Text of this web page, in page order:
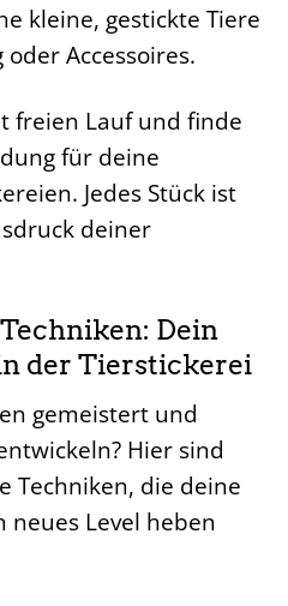
kleine, gestickte Tiere
Accessoires.
freien Lauf und finde
für deine
Jedes Stück ist
deiner
Dein
der Tierstickerei
gemeistert und
Hier sind
Techniken, die deine
neues Level heben